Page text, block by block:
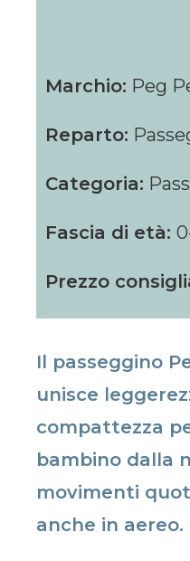
Marchio: Peg
Reparto:
Categoria:
Fascia di età:
Prezzo
Il passeggino
unisce
compattezza
bambino dalla
movimenti
anche in aereo.